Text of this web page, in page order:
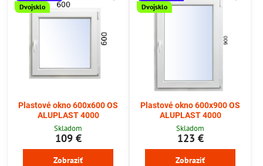
Dvojsklo
Plastové okno 600x600 OS
ALUPLAST 4000
Skladom
109 €
Zobraziť
Dvojsklo
Plastové okno 600x900 OS
ALUPLAST 4000
Skladom
123 €
Zobraziť